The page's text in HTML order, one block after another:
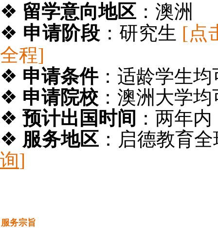
❖ 留学意向地区 ：澳洲
❖ 申请阶段 ：研究生 [点
全程]
❖ 申请条件：适龄学生
❖ 申请院校 ：澳洲大学
❖ 预计出国时间 ：两年内
❖ 服务地区 ：启德教育
询]
服务宗旨